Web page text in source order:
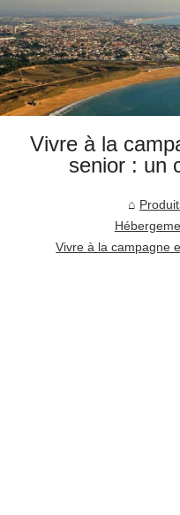
Vivre à la
senior : un
Vivre à la campagne